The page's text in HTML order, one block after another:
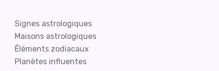
Signes astrologiques
Maisons astrologiques
Éléments zodiacaux
Planètes influentes